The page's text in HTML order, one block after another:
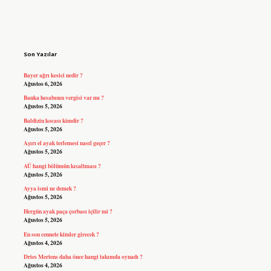
Son Yazılar
Bayer ağrı kesici nedir ?
Ağustos 6, 2026
Banka hesabının vergisi var mı ?
Ağustos 5, 2026
Baldizin kocası kimdir ?
Ağustos 5, 2026
Aşırı el ayak terlemesi nasıl geçer ?
Ağustos 5, 2026
AÜ hangi bölümün kısaltması ?
Ağustos 5, 2026
Ayya ismi ne demek ?
Ağustos 5, 2026
Hergün ayak paça çorbası içilir mi ?
Ağustos 5, 2026
En son cennete kimler girecek ?
Ağustos 4, 2026
Dries Mertens daha önce hangi takımda oynadı ?
Ağustos 4, 2026